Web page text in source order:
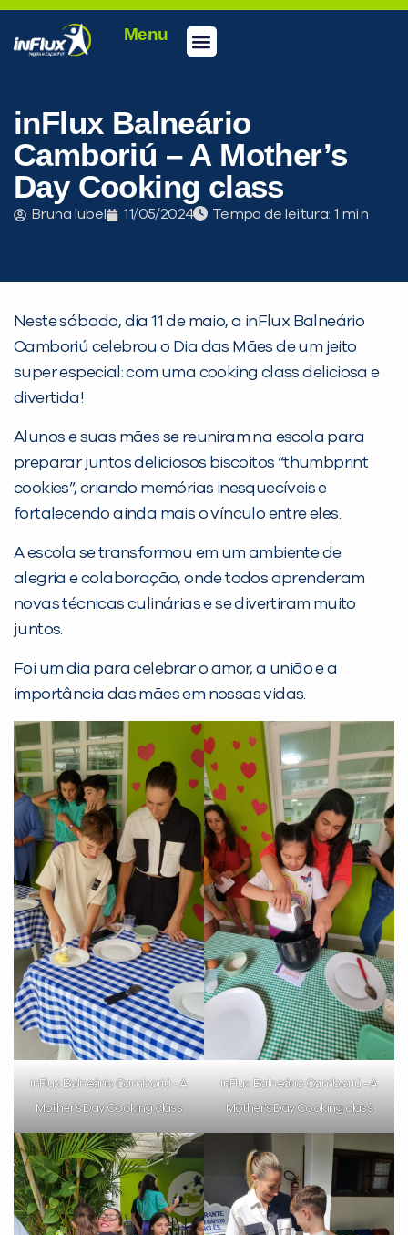
Menu
inFlux Balneário
Camboriú – A Mother’s
Day Cooking class
Bruna Iubel 11/05/2024 Tempo de leitura:
Neste sábado, dia 11 de maio, a inFlux Balneário
Camboriú celebrou o Dia das Mães de um jeito
super especial: com uma cooking class deliciosa e
divertida! ‍
Alunos e suas mães se reuniram na escola para
preparar juntos deliciosos biscoitos “thumbprint
cookies”, criando memórias inesquecíveis e
fortalecendo ainda mais o vínculo entre eles. ‍‍‍
A escola se transformou em um ambiente de
alegria e colaboração, onde todos aprenderam
novas técnicas culinárias e se divertiram muito
juntos.
Foi um dia para celebrar o amor, a união e a
importância das mães em nossas vidas.
inFlux Balneário Camboriú - A
Mother’s Day Cooking class
inFlux Balneário Camboriú - A
Mother’s Day Cooking class
PEÇA UMA DEMONSTRAÇÃO DE MÉTODO
Desculpe!
você digitou.
Preencha com seus dados abaixo e
já vamos te colocar em contato
com a:
Você é aluno inFlux?
Sim Não